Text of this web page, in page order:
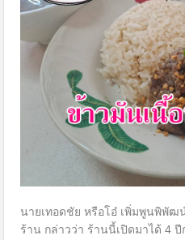
นายเทอดชัย หรือโอ๋ เพิ่มพูนพิพัฒ
ร้าน กล่าวว่า ร้านนี้เปิดมาได้ 4